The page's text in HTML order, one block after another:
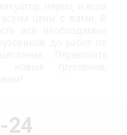
24